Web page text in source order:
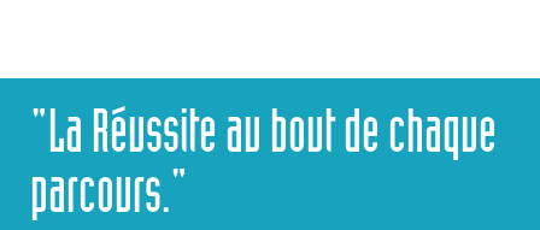
"La Réussite au bout de chaque
parcours."